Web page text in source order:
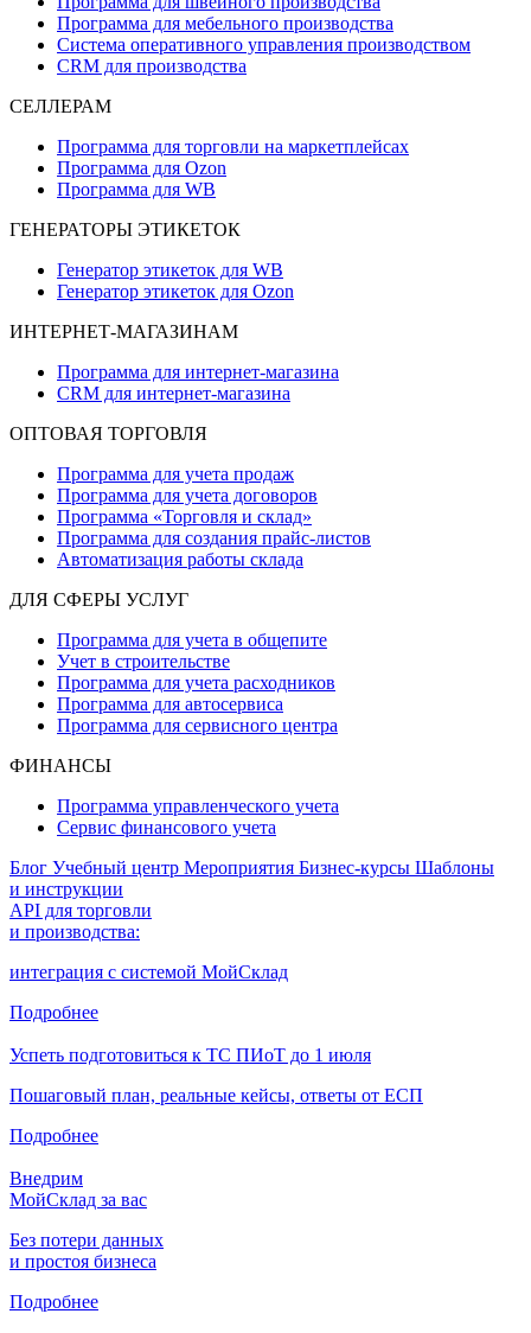
Программа для мебельного производства
Система оперативного управления производством
CRM для производства
СЕЛЛЕРАМ
Программа для торговли на маркетплейсах
Программа для Ozon
Программа для WB
ГЕНЕРАТОРЫ ЭТИКЕТОК
Генератор этикеток для WB
Генератор этикеток для Ozon
ИНТЕРНЕТ-МАГАЗИНАМ
Программа для интернет-магазина
CRM для интернет-магазина
ОПТОВАЯ ТОРГОВЛЯ
Программа для учета продаж
Программа для учета договоров
Программа «Торговля и склад»
Программа для создания прайс‑листов
Автоматизация работы склада
ДЛЯ СФЕРЫ УСЛУГ
Программа для учета в общепите
Учет в строительстве
Программа для учета расходников
Программа для автосервиса
Программа для сервисного центра
ФИНАНСЫ
Программа управленческого учета
Сервис финансового учета
Блог Учебный центр Мероприятия Бизнес-курсы Шаблоны
и инструкции
API для торговли
и производства:
интеграция с системой МойСклад
Подробнее
Успеть подготовиться к ТС ПИоТ до 1 июля
Пошаговый план, реальные кейсы, ответы от ЕСП
Подробнее
Внедрим
МойСклад за вас
Без потери данных
и простоя бизнеса
Подробнее